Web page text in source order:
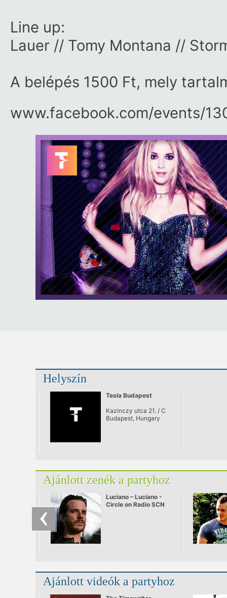
Line up:
Lauer // Tomy Montana //
A belépés 1500 Ft, mely
www.facebook.com/​events/​
Helyszín
Tesla Budapest
Kazinczy utca 21. / C
Budapest, Hungary
Ajánlott zenék a partyhoz
Luciano – Luciano -
Circle on Radio SCN
Ajánlott videók a partyhoz